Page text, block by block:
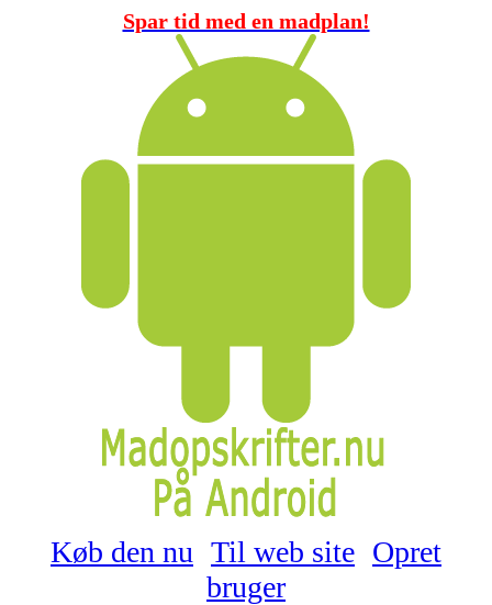
Spar tid med en madplan!
Køb den nu Til web site Opret
bruger